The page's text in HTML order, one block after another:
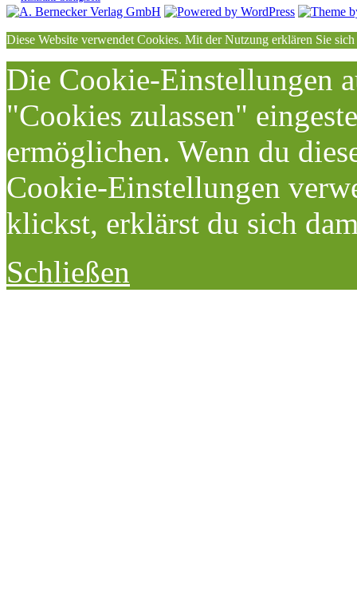
Diese Website verwendet Cookies. Mit der Nutzung erklären Sie
Die Cookie-Einstellungen
"Cookies zulassen"
ermöglichen. Wenn du
Cookie-Einstellungen
klickst, erklärst du sich
Schließen